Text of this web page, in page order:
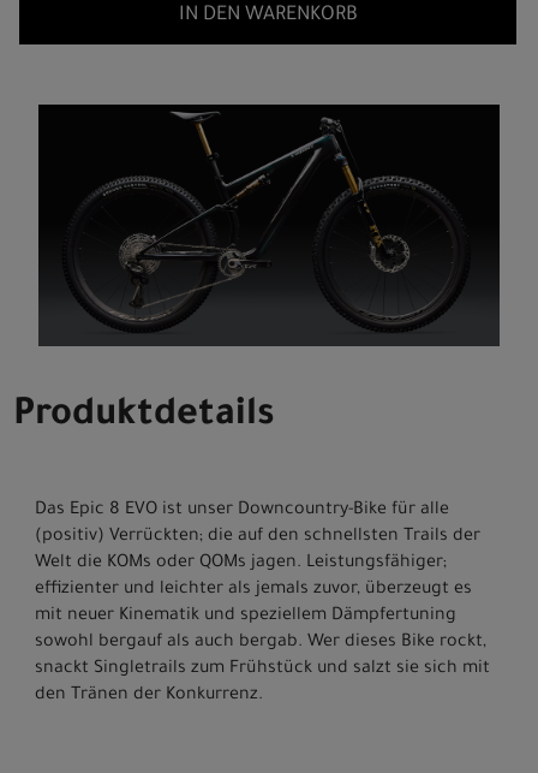
IN DEN WARENKORB
Produktdetails
Das Epic 8 EVO ist unser Downcountry-Bike für alle
(positiv) Verrückten; die auf den schnellsten Trails der
Welt die KOMs oder QOMs jagen. Leistungsfähiger;
effizienter und leichter als jemals zuvor, überzeugt es
mit neuer Kinematik und speziellem Dämpfertuning
sowohl bergauf als auch bergab. Wer dieses Bike rockt,
snackt Singletrails zum Frühstück und salzt sie sich mit
den Tränen der Konkurrenz.